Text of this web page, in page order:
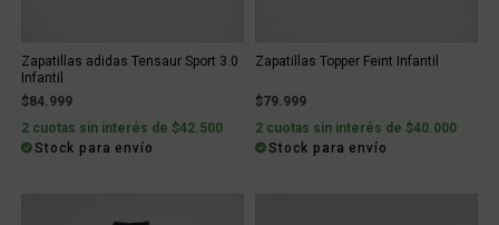
Zapatillas adidas Tensaur Sport 3.0
Infantil
$84.999
2 cuotas sin interés de $42.500
Stock para envío
Zapatillas Topper Feint Infantil
$79.999
2 cuotas sin interés de $40.000
Stock para envío